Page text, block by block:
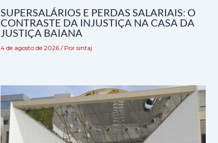
SUPERSALÁRIOS E PERDAS SALARIAIS: O
CONTRASTE DA INJUSTIÇA NA CASA DA
JUSTIÇA BAIANA
4 de agosto de 2026 / Por sintaj